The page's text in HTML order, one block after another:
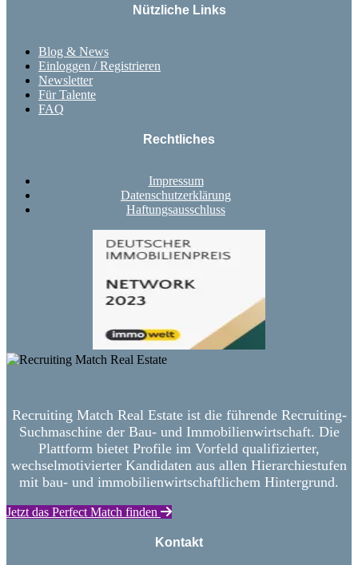
Nützliche Links
Blog & News
Einloggen / Registrieren
Newsletter
Für Talente
FAQ
Rechtliches
Impressum
Datenschutzerklärung
Haftungsausschluss
Recruiting Match Real Estate ist die führende Recruiting-
Suchmaschine der Bau- und Immobilienwirtschaft. Die
Plattform bietet Profile im Vorfeld qualifizierter,
wechselmotivierter Kandidaten aus allen Hierarchiestufen
mit bau- und immobilienwirtschaftlichem Hintergrund.
Jetzt das Perfect Match finden
Kontakt